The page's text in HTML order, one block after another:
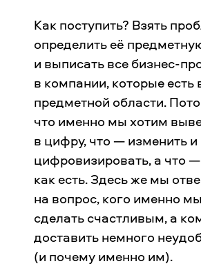
Как поступить? Взять
определить её
и выписать все бизнес-
в компании, которые есть
предметной области.
что именно мы хотим
в цифру, что — изменить
цифровизировать, а что
как есть. Здесь же мы
на вопрос, кого именно
сделать счастливым, а
доставить немного
(и почему именно им).